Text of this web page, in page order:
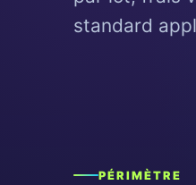
standard
PÉRIMÈTRE